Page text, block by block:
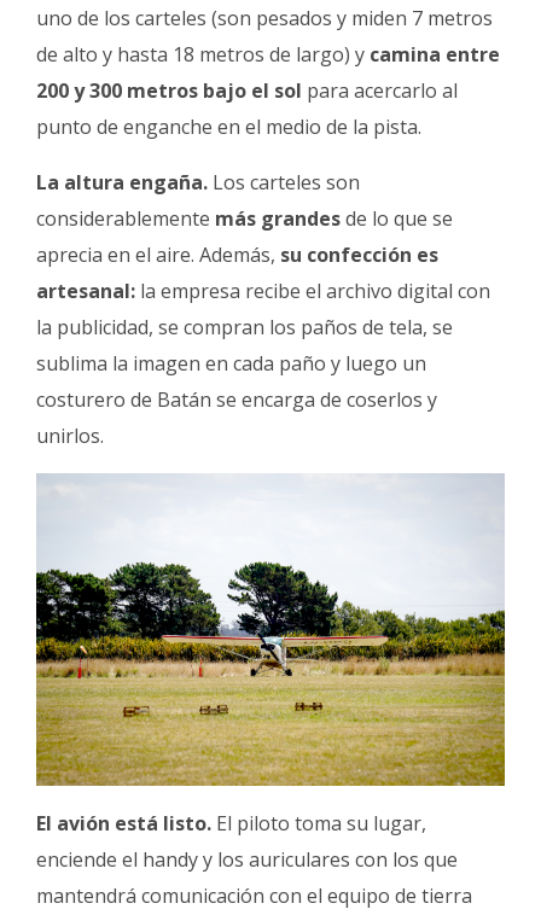
uno de los carteles (son pesados y miden 7 metros
de alto y hasta 18 metros de largo) y camina entre
200 y 300 metros bajo el sol para acercarlo al
punto de enganche en el medio de la pista.
La altura engaña. Los carteles son
considerablemente más grandesde lo que se
aprecia en el aire. Además, su confección es
artesanal: la empresa recibe el archivo digital con
la publicidad, se compran los paños de tela, se
sublima la imagen en cada paño y luego un
costurero de Batán se encarga de coserlos y
unirlos.
El avión está listo. El piloto toma su lugar,
enciende el handy y los auriculares con los que
mantendrá comunicación con el equipo de tierra